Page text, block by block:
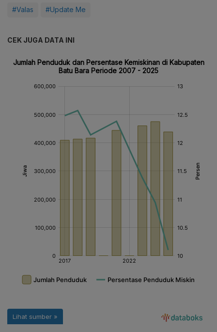
#Valas #Update Me
CEK JUGA DATA INI